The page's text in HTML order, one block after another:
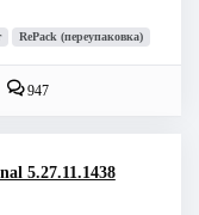
RePack (переупаковка)
947
5.27.11.1438